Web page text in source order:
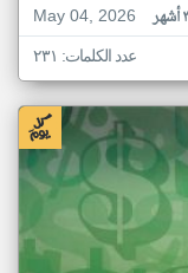
May 04, 2026
عدد الكلمات: ٢٣١